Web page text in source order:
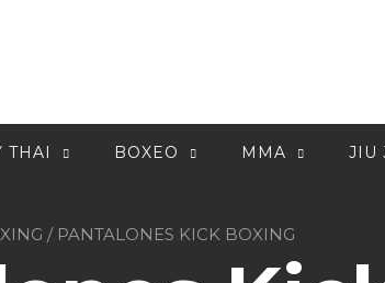
THAI BOXEO MMA JIU
/ PANTALONES KICK BOXING